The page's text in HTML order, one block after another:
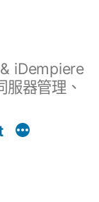
iDempiere
器管理、